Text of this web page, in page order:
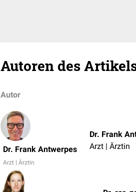
Autoren des
Autor
Dr. Frank Antwerpes
Arzt | Ärztin
Dr. Frank
Arzt | Ärztin